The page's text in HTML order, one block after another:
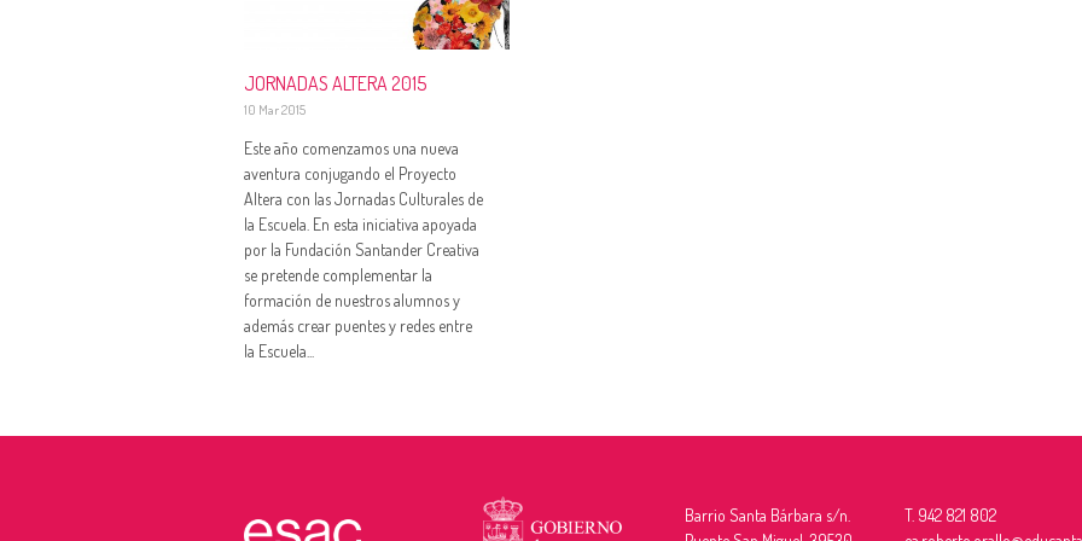
JORNADAS ALTERA 2015
10 Mar 2015
Este año comenzamos una nueva
aventura conjugando el Proyecto
Altera con las Jornadas Culturales de
la Escuela. En esta iniciativa apoyada
por la Fundación Santander Creativa
se pretende complementar la
formación de nuestros alumnos y
además crear puentes y redes entre
la Escuela...
Barrio Santa Bárbara s/n.
T. 942 821 802